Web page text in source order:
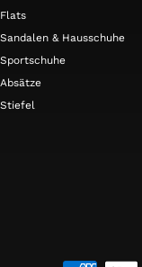
Flats
Sandalen & Hausschuhe
Sportschuhe
Absätze
Stiefel